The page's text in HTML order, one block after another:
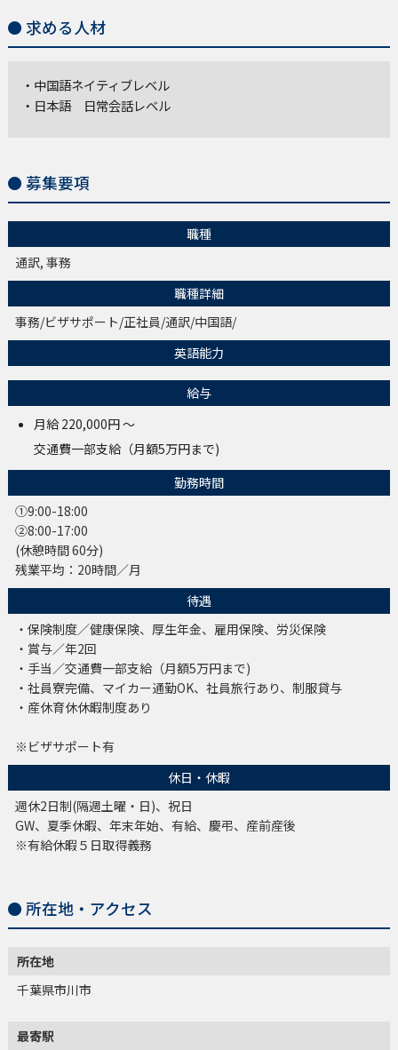
求める人材
・中国語ネイティブレベル
・日本語 日常会話レベル
募集要項
職種
通訳, 事務
職種詳細
事務/ビザサポート/正社員/通訳/中国語/
英語能力
給与
月給 220,000円 ～
交通費一部支給（月額5万円まで)
勤務時間
①9:00-18:00
②8:00-17:00
(休憩時間 60分)
残業平均：20時間／月
待遇
・保険制度／健康保険、厚生年金、雇用保険、労災保険
・賞与／年2回
・手当／交通費一部支給（月額5万円まで)
・社員寮完備、マイカー通勤OK、社員旅行あり、制服貸与
・産休育休休暇制度あり
※ビザサポート有
休日・休暇
週休2日制(隔週土曜・日)、祝日
GW、夏季休暇、年末年始、有給、慶弔、産前産後
※有給休暇５日取得義務
所在地・アクセス
所在地
千葉県市川市
最寄駅